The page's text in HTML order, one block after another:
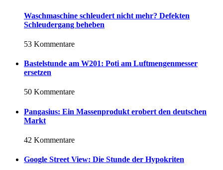
Waschmaschine schleudert nicht mehr? Defekten
Schleudergang beheben
53 Kommentare
Bastelstunde am W201: Poti am Luftmengenmesser
ersetzen
50 Kommentare
Pangasius: Ein Massenprodukt erobert den deutschen
Markt
42 Kommentare
Google Street View: Die Stunde der Hypokriten